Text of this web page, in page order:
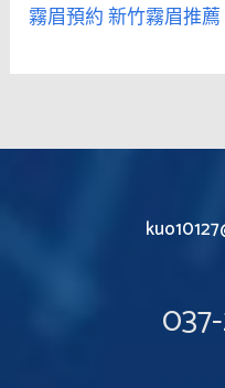
霧眉預約新竹霧眉推薦